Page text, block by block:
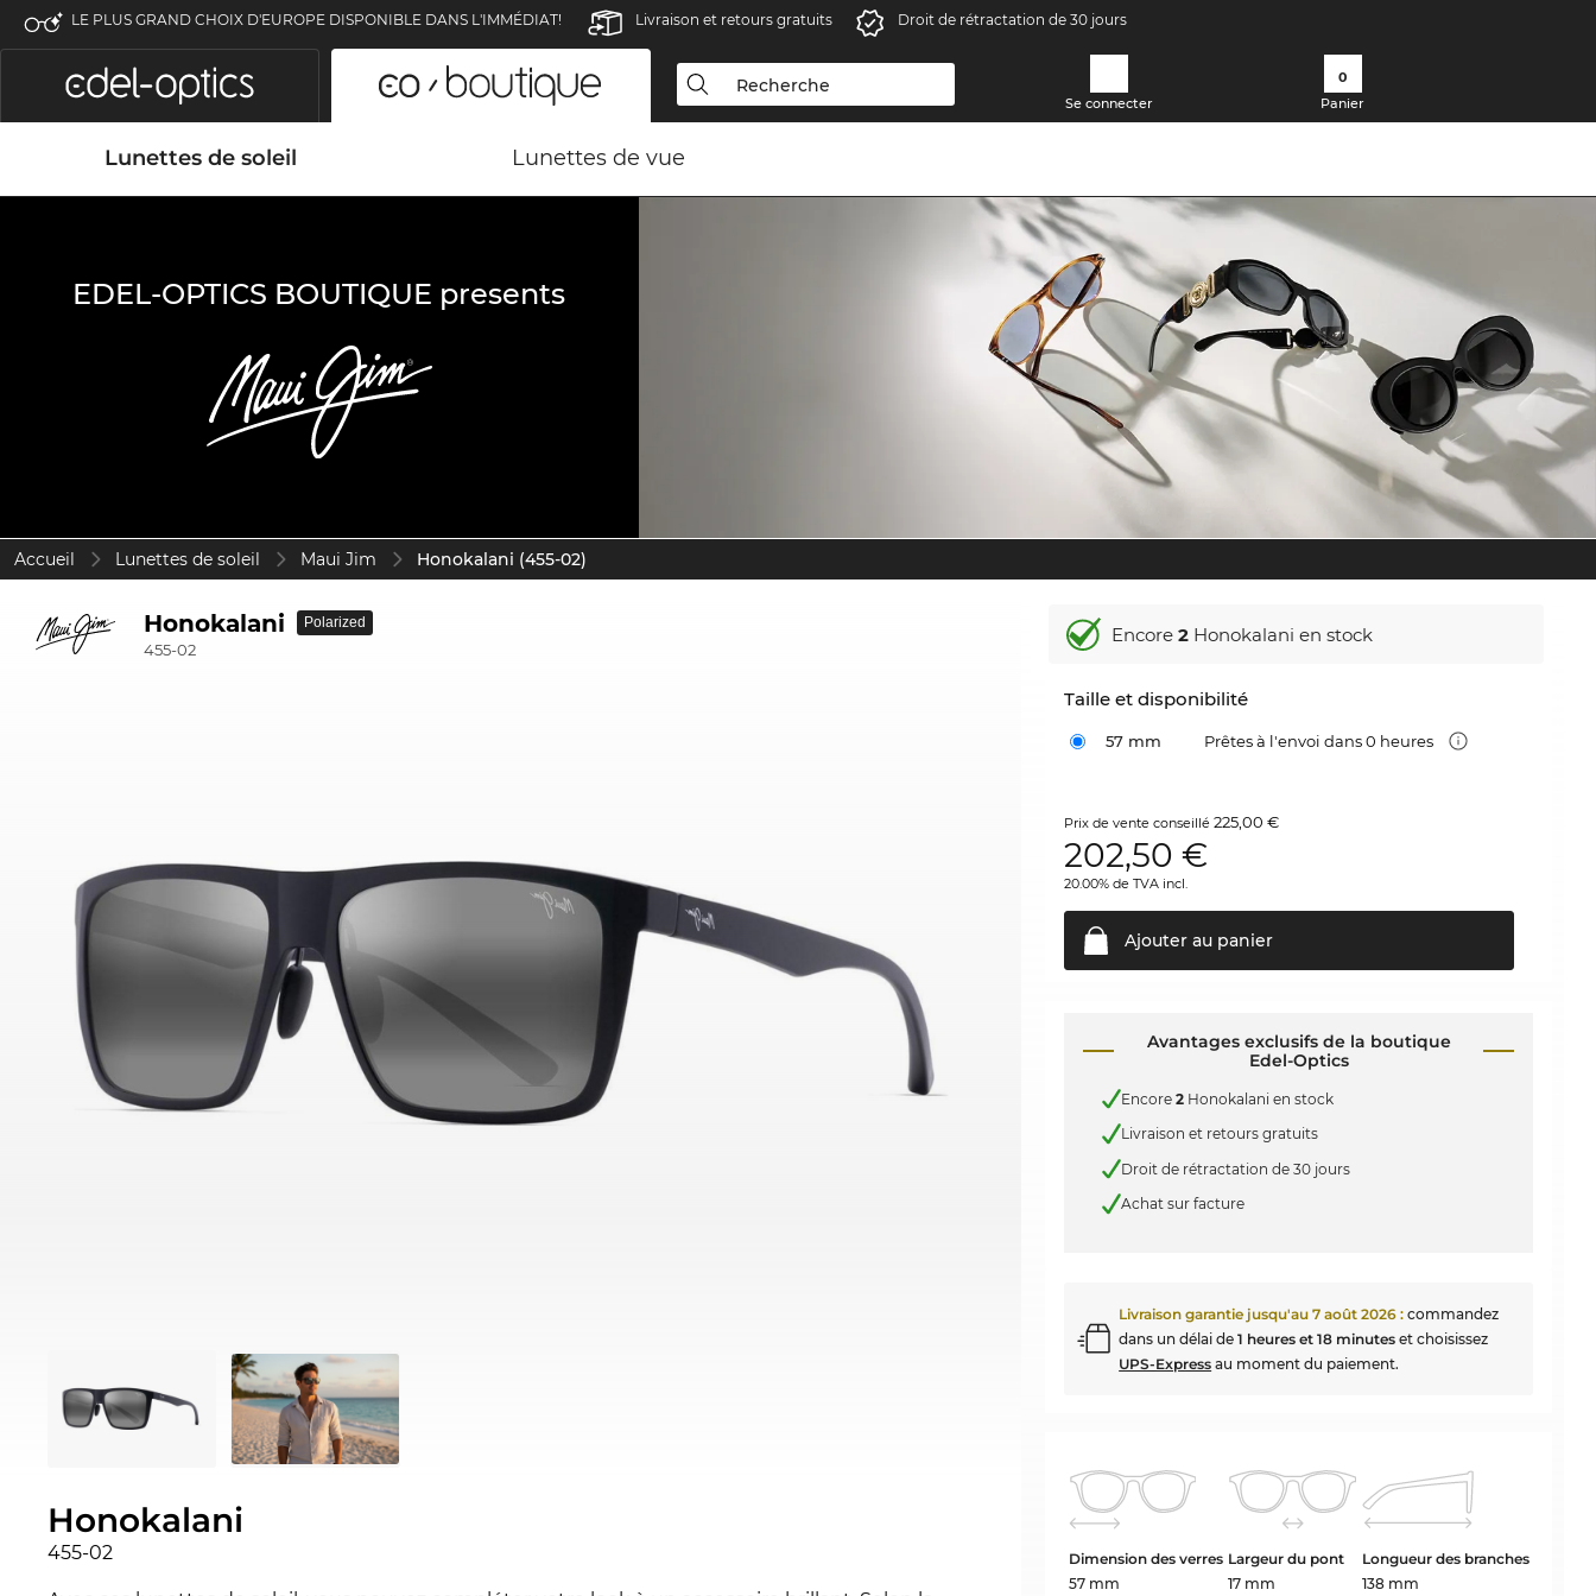
LE PLUS GRAND CHOIX D'EUROPE DISPONIBLE DANS L'IMMÉDIAT! Livraison et retours gratuits Droit de rétractation de 30 jours
Se connecter
0
Panier
Lunettes de soleil Lunettes de vue
EDEL-OPTICS BOUTIQUE presents
Accueil Lunettes de soleil Maui Jim Honokalani (455-02)
Honokalani
455-02
Polarized
Honokalani
455-02
Encore2 Honokalani en stock
Taille et disponibilité
57 mm Prêtes à l'envoi dans 0 heures
Prix de vente conseillé225,00 €
202,50 €
20.00% de TVA incl.
Ajouter au panier
Avantages exclusifs de la boutique
Edel-Optics
Encore2 Honokalani en stock
Livraison et retours gratuits
Droit de rétractation de 30 jours
Achat sur facture
Livraison garantie jusqu'au7 août 2026 : commandez
dans un délai de1 heures et 18 minutes et choisissez
UPS-Express au moment du paiement.
Dimension des verres
57 mm
Largeur du pont
17 mm
Longueur des branches
138 mm